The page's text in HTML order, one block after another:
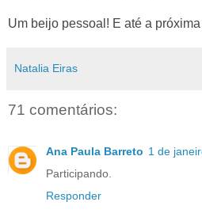
Um beijo pessoal! E até a
Natalia Eiras
71 comentários:
Ana Paula Barreto 1 de
Participando.
Responder